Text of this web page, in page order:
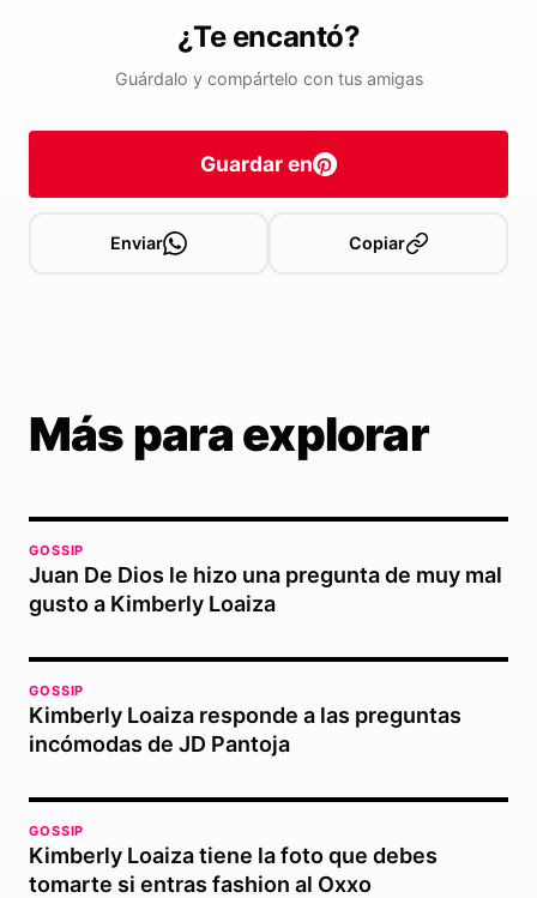
¿Te encantó?
Guárdalo y compártelo con tus amigas
Guardar en
Enviar Copiar
Más para explorar
GOSSIP
Juan De Dios le hizo una pregunta de muy mal
gusto a Kimberly Loaiza
GOSSIP
Kimberly Loaiza responde a las preguntas
incómodas de JD Pantoja
GOSSIP
Kimberly Loaiza tiene la foto que debes
tomarte si entras fashion al Oxxo